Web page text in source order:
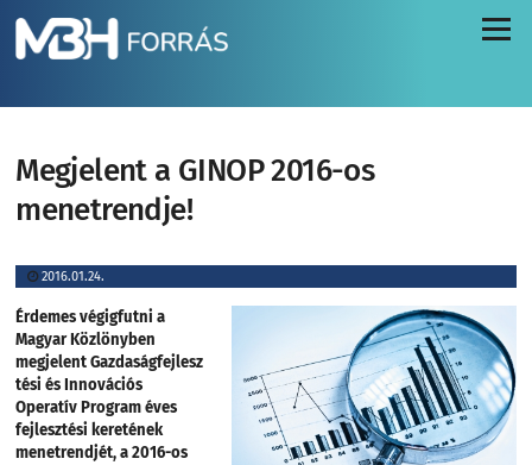
Menü
Megjelent a GINOP 2016-os
menetrendje!
2016.01.24.
Érdemes végigfutni a
Magyar Közlönyben
megjelent Gazdaságfejlesz
tési és Innovációs
Operatív Program éves
fejlesztési keretének
menetrendjét, a 2016-os